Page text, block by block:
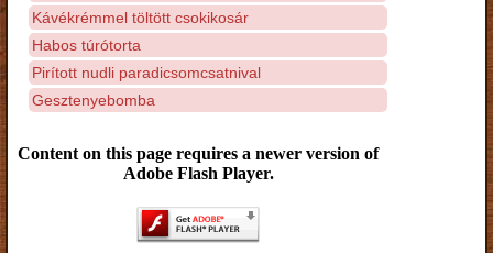
Kávékrémmel töltött csokikosár
Habos túrótorta
Pirított nudli paradicsomcsatnival
Gesztenyebomba
Content on this page requires a newer version of
Adobe Flash Player.